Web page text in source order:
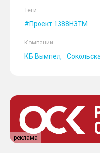
Теги
Проект 1388НЗТМ
Компании
КБ Вымпел
реклама